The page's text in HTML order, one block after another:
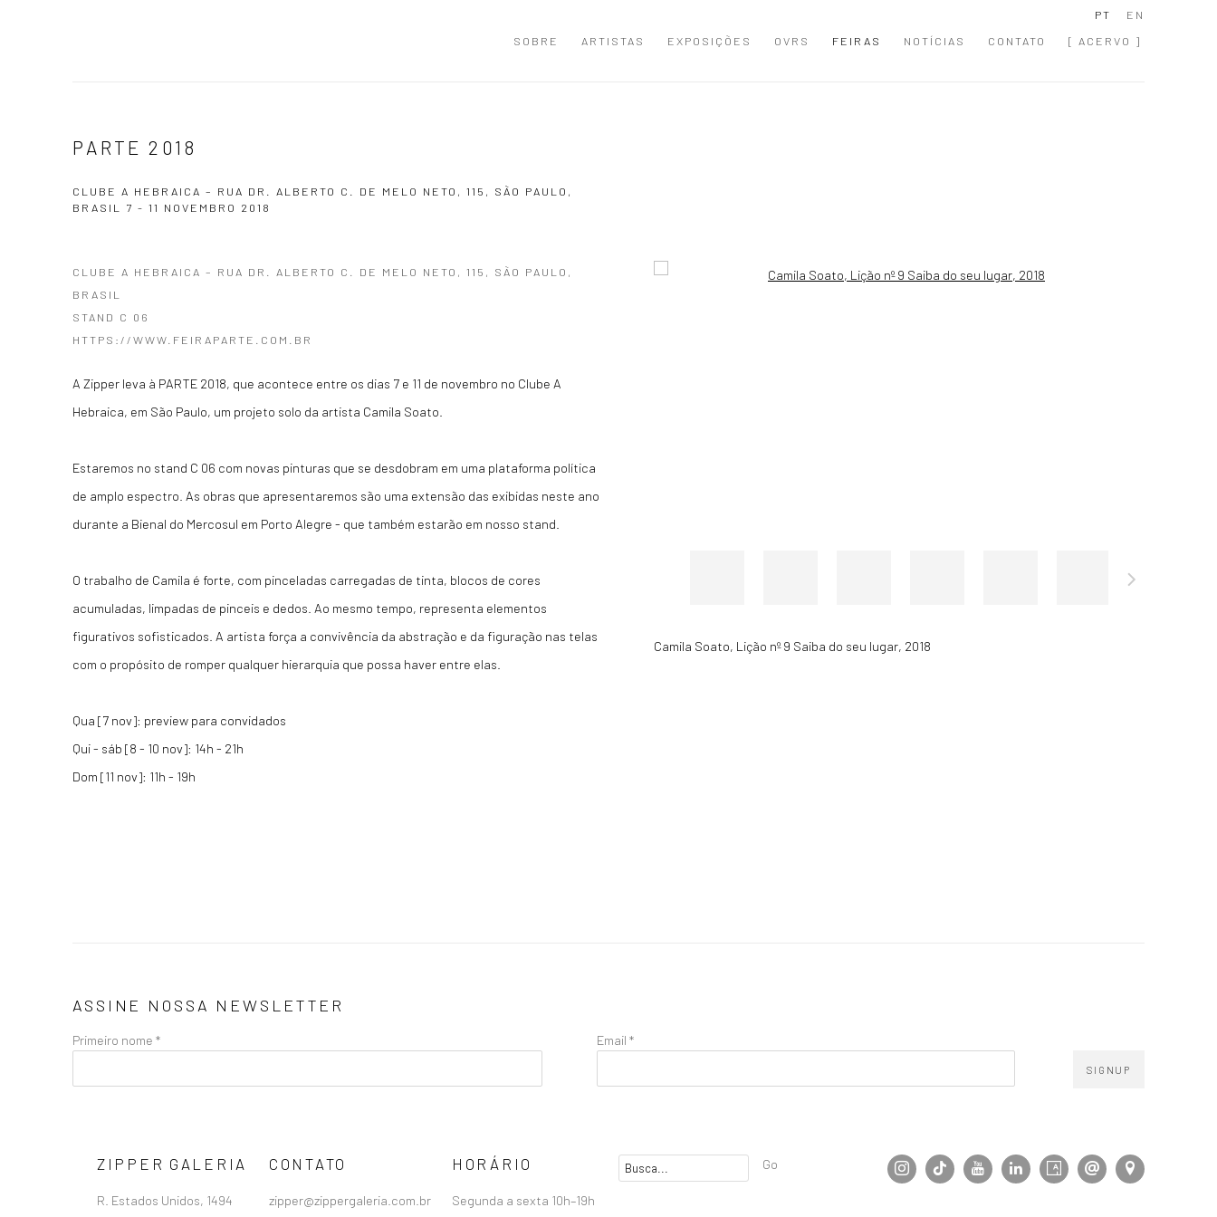
SOBRE ARTISTAS EXPOSIÇÕES OVRS FEIRAS NOTÍCIAS CONTATO [ ACERVO ]
PT EN
PARTE 2018
CLUBE A HEBRAICA – RUA DR. ALBERTO C. DE MELO NETO, 115, SÃO PAULO,
BRASIL 7 - 11 NOVEMBRO 2018
Open a larger version of the following image in a popup:
Camila Soato, Lição nº 9 Saiba do seu lugar, 2018
CLUBE A HEBRAICA – RUA DR. ALBERTO C. DE MELO NETO, 115, SÃO PAULO,
BRASIL
STAND C 06
HTTPS://WWW.FEIRAPARTE.COM.BR
A Zipper leva à PARTE 2018, que acontece entre os dias 7 e 11 de novembro no Clube A
Hebraica, em São Paulo, um projeto solo da artista Camila Soato.
Estaremos no stand C 06 com novas pinturas que se desdobram em uma plataforma política
de amplo espectro. As obras que apresentaremos são uma extensão das exibidas neste ano
durante a Bienal do Mercosul em Porto Alegre - que também estarão em nosso stand.
O trabalho de Camila é forte, com pinceladas carregadas de tinta, blocos de cores
acumuladas, limpadas de pinceis e dedos. Ao mesmo tempo, representa elementos
figurativos sofisticados. A artista força a convivência da abstração e da figuração nas telas
com o propósito de romper qualquer hierarquia que possa haver entre elas.
Qua [7 nov]: preview para convidados
Qui - sáb [8 - 10 nov]: 14h - 21h
Dom [11 nov]: 11h - 19h
ASSINE NOSSA NEWSLETTER
Primeiro nome * Email *
SIGNUP
ZIPPER GALERIA
R. Estados Unidos, 1494
CONTATO
zipper@zippergaleria.com.br
HORÁRIO
Segunda a sexta 10h–19h
Go